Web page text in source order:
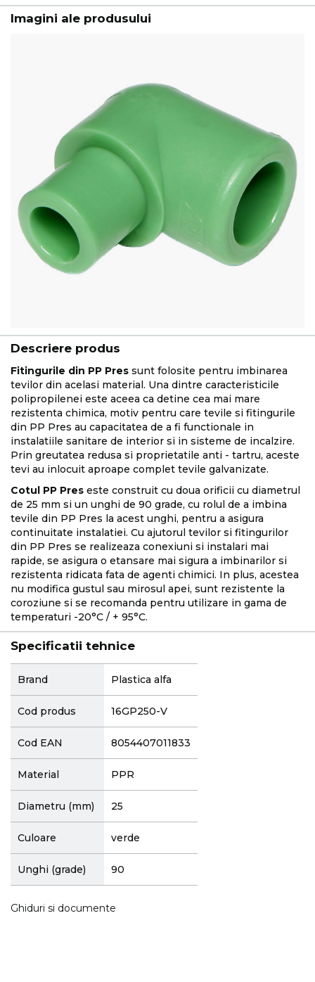
Imagini ale produsului
Descriere produs
Fitingurile din PP Pres sunt folosite pentru imbinarea
tevilor din acelasi material. Una dintre caracteristicile
polipropilenei este aceea ca detine cea mai mare
rezistenta chimica, motiv pentru care tevile si fitingurile
din PP Pres au capacitatea de a fi functionale in
instalatiile sanitare de interior si in sisteme de incalzire.
Prin greutatea redusa si proprietatile anti - tartru, aceste
tevi au inlocuit aproape complet tevile galvanizate.
Cotul PP Pres este construit cu doua orificii cu diametrul
de 25 mm si un unghi de 90 grade, cu rolul de a imbina
tevile din PP Pres la acest unghi, pentru a asigura
continuitate instalatiei. Cu ajutorul tevilor si fitingurilor
din PP Pres se realizeaza conexiuni si instalari mai
rapide, se asigura o etansare mai sigura a imbinarilor si
rezistenta ridicata fata de agenti chimici. In plus, acestea
nu modifica gustul sau mirosul apei, sunt rezistente la
coroziune si se recomanda pentru utilizare in gama de
temperaturi -20°C / + 95°C.
Specificatii tehnice
Brand Plastica alfa
Cod produs 16GP250-V
Cod EAN 8054407011833
Material PPR
Diametru (mm) 25
Culoare verde
Unghi (grade) 90
Ghiduri si documente